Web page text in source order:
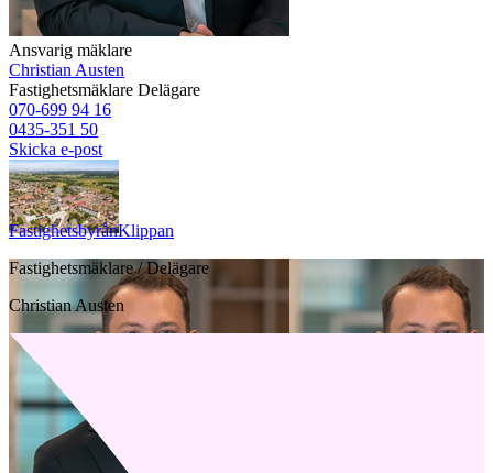
Ansvarig mäklare
Christian Austen
Fastighetsmäklare Delägare
070-699 94 16
0435-351 50
Skicka e-post
FastighetsbyrånKlippan
Fastighetsmäklare / Delägare
Christian Austen